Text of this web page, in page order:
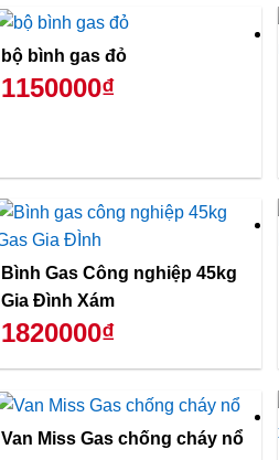
bộ bình gas đỏ
1150000₫
Bình Gas Công nghiệp 45kg
Gia Đình Xám
1820000₫
Van Miss Gas chống cháy nổ